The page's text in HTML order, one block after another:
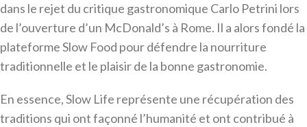
dans le rejet du critique gastronomique Carlo Petrini lors
de l’ouverture d’un McDonald’s à Rome. Il a alors fondé la
plateforme Slow Food pour défendre la nourriture
traditionnelle et le plaisir de la bonne gastronomie.
En essence, Slow Life représente une récupération des
traditions qui ont façonné l’humanité et ont contribué à